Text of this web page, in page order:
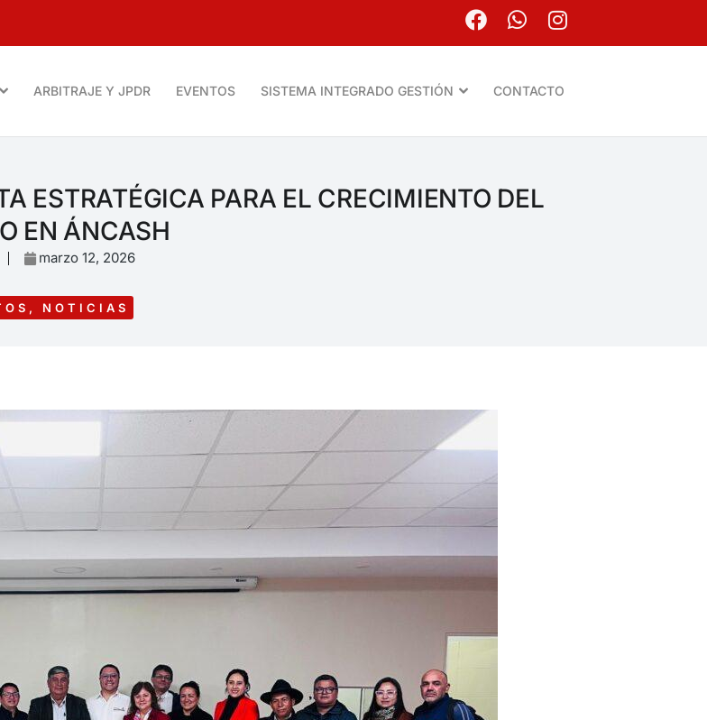
ARBITRAJE Y JPDR EVENTOS SISTEMA INTEGRADO GESTIÓN CONTACTO
ESTRATÉGICA PARA EL CRECIMIENTO DEL
EN ÁNCASH
marzo 12, 2026
, NOTICIAS